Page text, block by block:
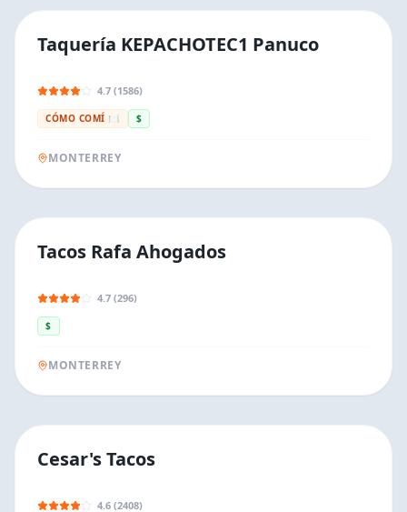
Taquería KEPACHOTEC1 Panuco
4.7 (1586)
CÓMO COMÍ 🍽️ $
MONTERREY
Tacos Rafa Ahogados
4.7 (296)
$
MONTERREY
Cesar's Tacos
4.6 (2408)